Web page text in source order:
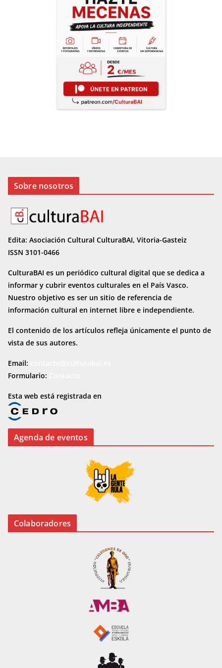
Sobre nosotros
Edita: Asociación Cultural CulturaBAI, Vitoria-Gasteiz
ISSN 3101-0466
CulturaBAI es un periódico cultural digital que se dedica a
informar y cubrir eventos culturales en el País Vasco.
Nuestro objetivo es ser un sitio de referencia de
información cultural en internet libre e independiente.
El contenido de los artículos refleja únicamente el punto de
vista de sus autores.
Email:
Formulario:
Esta web está registrada en
Agenda de eventos
Colaboradores